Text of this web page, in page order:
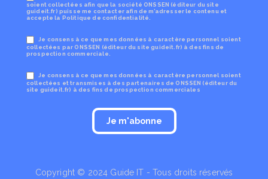
soient collectées afin que la société ONSSEN (éditeur du site
guideit.fr) puisse me contacter afin de m’adresser le contenu et
accepte la Politique de confidentialité.
Je consens à ce que mes données à caractère personnel soient
collectées par ONSSEN (éditeur du site guideit.fr) à des fins de
prospection commerciale.
Je consens à ce que mes données à caractère personnel soient
collectées et transmises à des partenaires de ONSSEN (éditeur du
site guideit.fr) à des fins de prospection commerciales
Copyright © 2024 Guide IT - Tous droits réservés